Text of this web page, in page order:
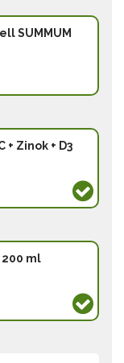
SUMMUM
Zinok + D3
200 ml